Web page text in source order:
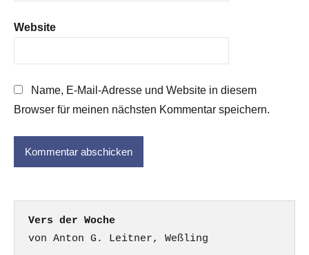
Website
Name, E-Mail-Adresse und Website in diesem
Browser für meinen nächsten Kommentar speichern.
Vers der Woche